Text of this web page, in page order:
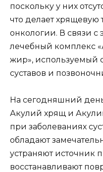
поскольку у них
что делает хрящевую
онкологии. В связи с
лечебный комплекс
жир», используемый
суставов и
На сегодняшний
Акулий хрящ и
при заболеваниях
обладают
устраняют источник
восстанавливают